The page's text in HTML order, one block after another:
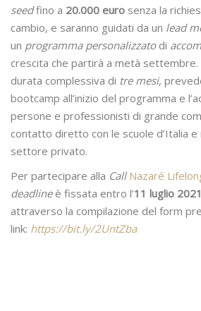
seedfino a 20.000 euro senza la
cambio, e saranno guidati da un lead
un programma personalizzato di
crescita che partirà a metà
durata complessiva di tre mesi,
bootcamp all’inizio del programma e
persone e professionisti di grande
contatto diretto con le scuole d’Italia
settore privato.
Per partecipare alla Call Nazaré
deadlineè fissata entro l’11 luglio 2021
attraverso la compilazione del form
link: https://bit.ly/2UntZba